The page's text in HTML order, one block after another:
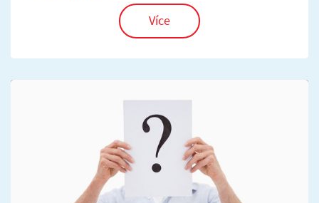
Více